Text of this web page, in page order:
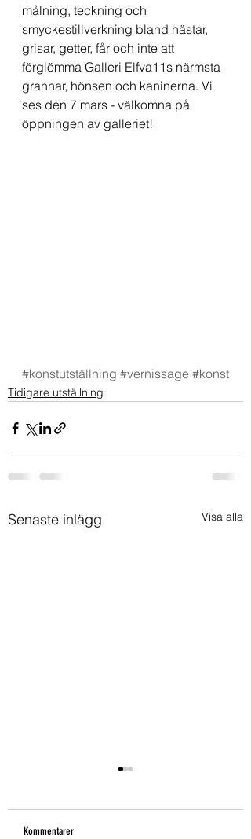
målning, teckning och
smyckestillverkning bland hästar,
grisar, getter, får och inte att
förglömma Galleri Elfva11s närmsta
grannar, hönsen och kaninerna. Vi
ses den 7 mars - välkomna på
öppningen av galleriet!
#konstutställning #vernissage #konst
Tidigare utställning
Senaste inlägg Visa alla
Kommentarer